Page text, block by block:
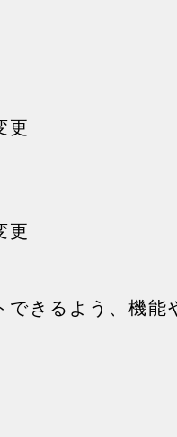
更
更
きるよう、機能